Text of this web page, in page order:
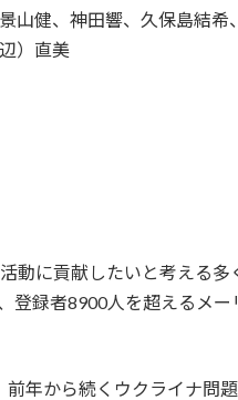
健、神田響、久保島結
）直美
動に貢献したいと考える
録者8900人を超えるメ
年から続くウクライナ問